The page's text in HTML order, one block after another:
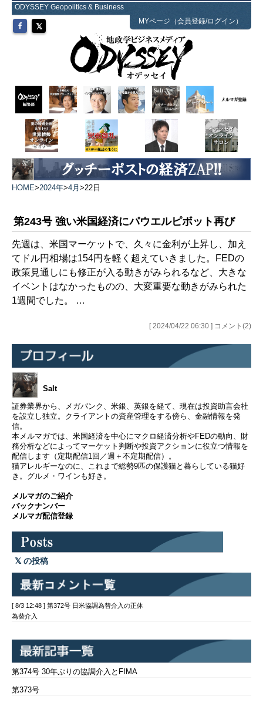
ODYSSEY Geopolitics & Business
MYページ（会員登録/ログイン）
HOME>2024年>4月 >22日
第243号 強い米国経済にパウエルピボット再び
先週は、米国マーケットで、久々に金利が上昇し、加え
てドル円相場は154円を軽く超えていきました。FEDの
政策見通しにも修正が入る動きがみられるなど、大きな
イベントはなかったものの、大変重要な動きがみられた
1週間でした。 …
[ 2024/04/22 06:30 ] コメント(2)
Salt
証券業界から、メガバンク、米銀、英銀を経て、現在は投資助言会社
を設立し独立。クライアントの資産管理をする傍ら、金融情報を発
信。
本メルマガでは、米国経済を中心にマクロ経済分析やFEDの動向、財
務分析などによってマーケット判断や投資アクションに役立つ情報を
配信します（定期配信1回／週＋不定期配信）。
猫アレルギーなのに、これまで総勢9匹の保護猫と暮らしている猫好
き。グルメ・ワインも好き。
メルマガのご紹介
バックナンバー
メルマガ配信登録
の投稿
[ 8/3 12:48 ] 第372号 日米協調為替介入の正体
為替介入
第374号 30年ぶりの協調介入とFIMA
第373号